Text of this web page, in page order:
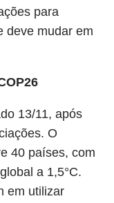
para
deve mudar em
13/11, após
O
40 países, com
a 1,5°C.
em utilizar